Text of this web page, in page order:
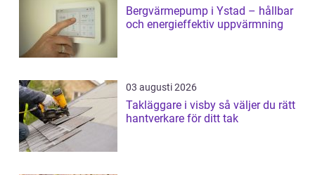
Bergvärmepump i Ystad – hållbar
och energieffektiv uppvärmning
03 augusti 2026
Takläggare i visby så väljer du rätt
hantverkare för ditt tak